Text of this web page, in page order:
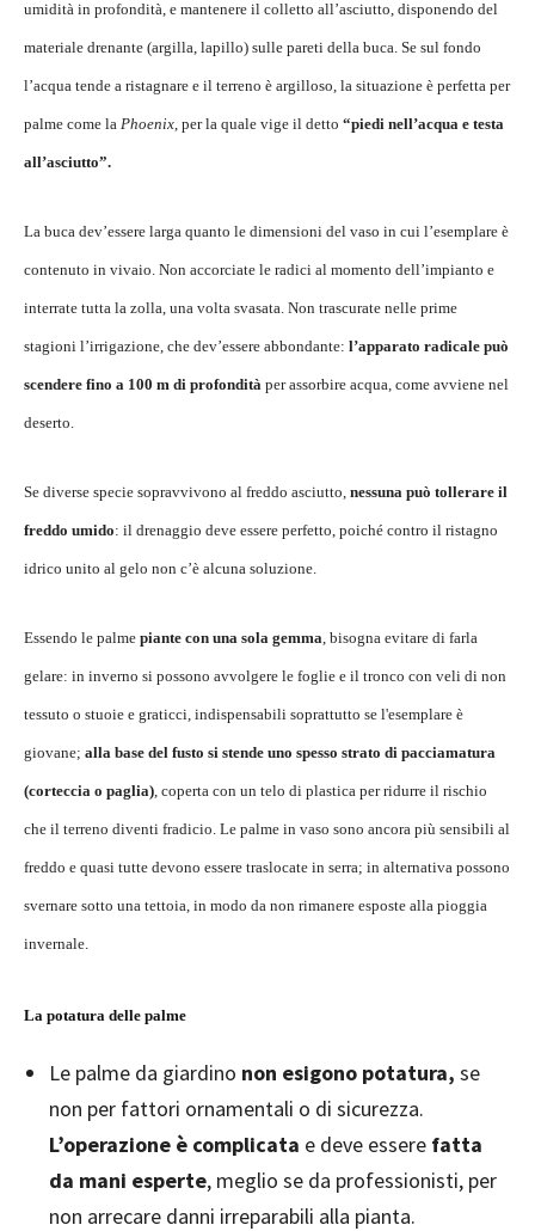
umidità in profondità, e mantenere il colletto all’asciutto, disponendo del
materiale drenante (argilla, lapillo) sulle pareti della buca. Se sul fondo
l’acqua tende a ristagnare e il terreno è argilloso, la situazione è perfetta per
palme come la Phoenix , per la quale vige il detto “piedi nell’acqua e testa
all’asciutto”.
La buca dev’essere larga quanto le dimensioni del vaso in cui l’esemplare è
contenuto in vivaio. Non accorciate le radici al momento dell’impianto e
interrate tutta la zolla, una volta svasata. Non trascurate nelle prime
stagioni l’irrigazione, che dev’essere abbondante: l’apparato radicale può
scendere fino a 100 m di profondità per assorbire acqua, come avviene nel
deserto.
Se diverse specie sopravvivono al freddo asciutto, nessuna può tollerare il
freddo umido: il drenaggio deve essere perfetto, poiché contro il ristagno
idrico unito al gelo non c’è alcuna soluzione.
Essendo le palme piante con una sola gemma , bisogna evitare di farla
gelare: in inverno si possono avvolgere le foglie e il tronco con veli di non
tessuto o stuoie e graticci, indispensabili soprattutto se l'esemplare è
giovane; alla base del fusto si stende uno spesso strato di pacciamatura
(corteccia o paglia) , coperta con un telo di plastica per ridurre il rischio
che il terreno diventi fradicio. Le palme in vaso sono ancora più sensibili al
freddo e quasi tutte devono essere traslocate in serra; in alternativa possono
svernare sotto una tettoia, in modo da non rimanere esposte alla pioggia
invernale.
La potatura delle palme
Le palme da giardino non esigono potatura, se
non per fattori ornamentali o di sicurezza.
L’operazione è complicata e deve essere fatta
da mani esperte, meglio se da professionisti, per
non arrecare danni irreparabili alla pianta.